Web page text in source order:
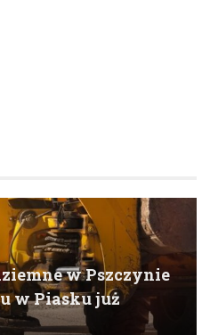
w Pszczynie
w Piasku już